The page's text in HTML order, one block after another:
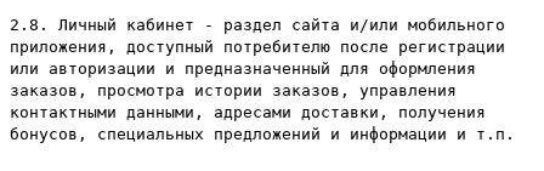
2.8. Личный кабинет - раздел сайта и/или мобильного
приложения, доступный потребителю после регистрации
или авторизации и предназначенный для оформления
заказов, просмотра истории заказов, управления
контактными данными, адресами доставки, получения
бонусов, специальных предложений и информации и т.п.